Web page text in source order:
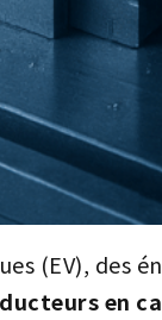
(EV), des
en